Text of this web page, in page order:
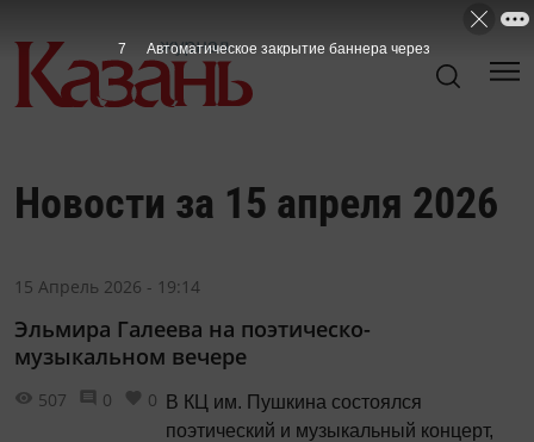
Новости за 15 апреля 2026
15 Апрель 2026 - 19:14
Эльмира Галеева на поэтическо-
музыкальном вечере
В КЦ им. Пушкина состоялся
поэтический и музыкальный концерт,
507 0 0
7 Автоматическое закрытие баннера через